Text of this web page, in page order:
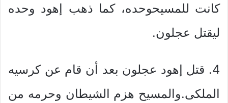
كانت للمسيحوحده، كما ذهب إهود وحده
ليقتل عجلون.
4. قتل إهود عجلون بعد أن قام عن كرسيه
الملكى.والمسيح هزم الشيطان وحرمه من